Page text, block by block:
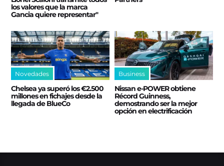
los valores que la marca
Gancia quiere representar"
Novedades
Chelsea ya superó los €2.500
millones en fichajes desde la
llegada de BlueCo
Business
Nissan e‑POWER obtiene
Récord Guinness,
demostrando ser la mejor
opción en electrificación